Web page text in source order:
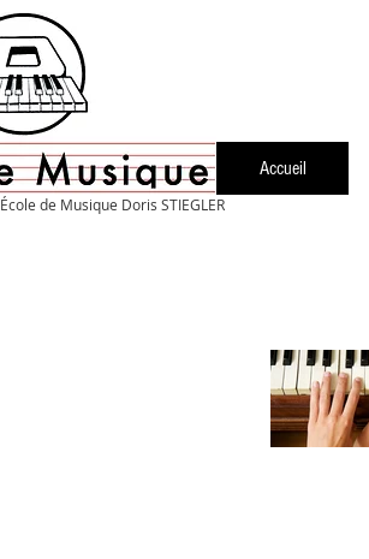
Accueil
École de Musique Doris STIEGLER